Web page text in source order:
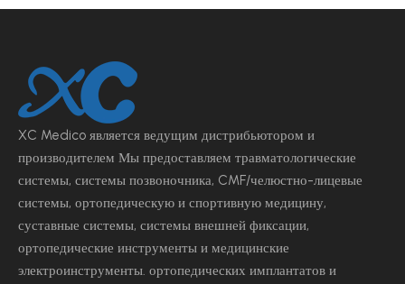
XC Medico является ведущим дистрибьютором и
производителем Мы предоставляем травматологические
системы, системы позвоночника, CMF/челюстно-лицевые
системы, ортопедическую и спортивную медицину,
суставные системы, системы внешней фиксации,
ортопедические инструменты и медицинские
электроинструменты. ортопедических имплантатов и